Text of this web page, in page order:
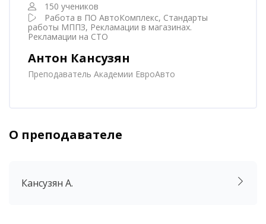
150 учеников
Работа в ПО АвтоКомплекс, Стандарты
работы МППЗ, Рекламации в магазинах.
Рекламации на СТО
Антон Кансузян
Преподаватель Академии ЕвроАвто
Пропустить [Cocoon] Аккордеон
О преподавателе
Кансузян А.